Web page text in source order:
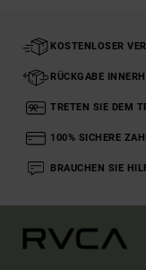
KOSTENLOSER
RÜCKGABE
TRETEN SIE DEM
100% SICHERE
BRAUCHEN SIE